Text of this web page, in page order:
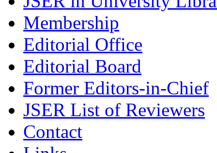
Membership
Editorial Office
Editorial Board
Former Editors-in-Chief
JSER List of Reviewers
Contact